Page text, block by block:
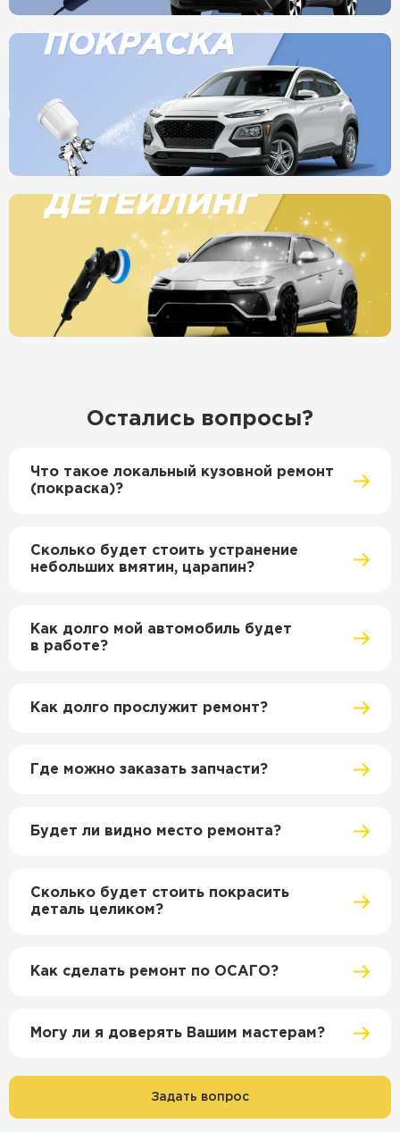
Остались вопросы?
Что такое локальный кузовной ремонт
(покраска)?
Сколько будет стоить устранение
небольших вмятин, царапин?
Как долго мой автомобиль будет
в работе?
Как долго прослужит ремонт?
Где можно заказать запчасти?
Будет ли видно место ремонта?
Сколько будет стоить покрасить
деталь целиком?
Как сделать ремонт по ОСАГО?
Могу ли я доверять Вашим мастерам?
Задать вопрос